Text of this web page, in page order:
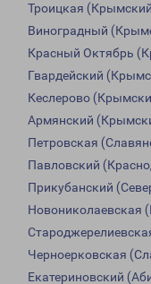
Троицкая
Виноградный
Красный Октябрь
Гвардейский
Кеслерово
Армянский
Петровская
Павловский
Прикубанский
Новониколаевская
Черноерковская
Екатериновский